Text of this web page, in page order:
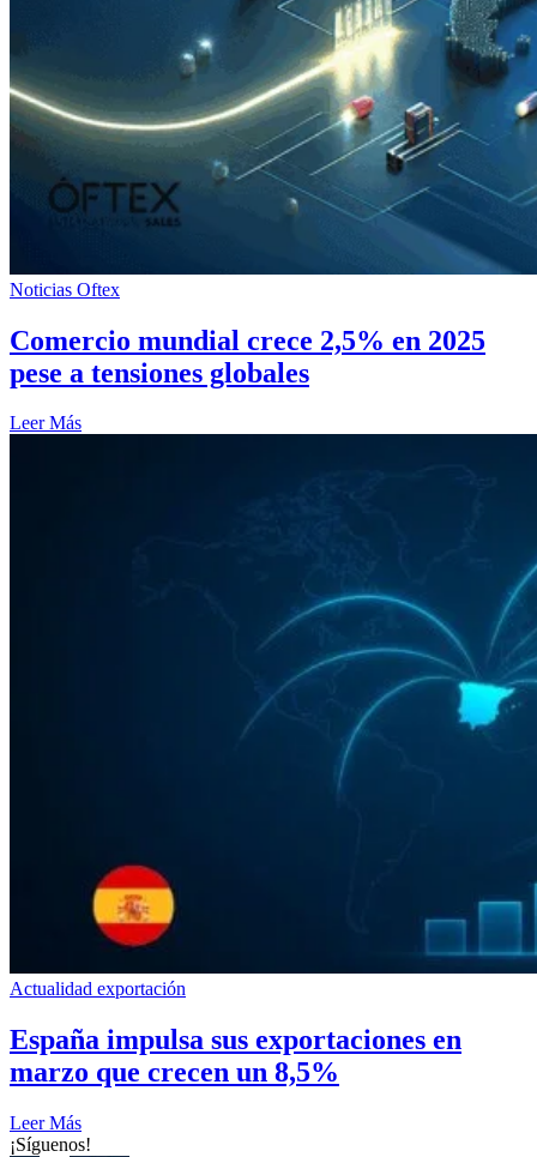
Noticias Oftex
Comercio mundial crece 2,5% en 2025
pese a tensiones globales
Leer Más
Actualidad exportación
España impulsa sus exportaciones en
marzo que crecen un 8,5%
Leer Más
¡Síguenos!